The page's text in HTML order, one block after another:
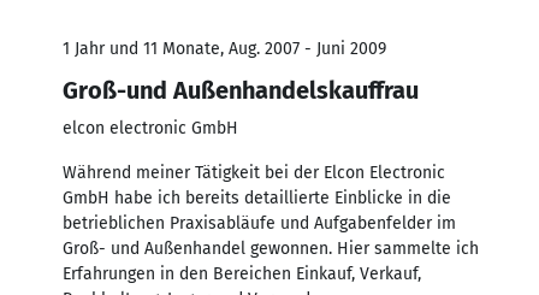
1 Jahr und 11 Monate, Aug. 2007 - Juni 2009
Groß-und Außenhandelskauffrau
elcon electronic GmbH
Während meiner Tätigkeit bei der Elcon Electronic
GmbH habe ich bereits detaillierte Einblicke in die
betrieblichen Praxisabläufe und Aufgabenfelder im
Groß- und Außenhandel gewonnen. Hier sammelte ich
Erfahrungen in den Bereichen Einkauf, Verkauf,